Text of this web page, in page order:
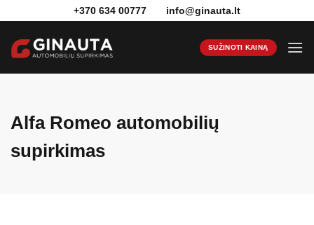
content
+370 634 00777 info@ginauta.lt
SUŽINOTI KAINĄ
Alfa Romeo automobilių
supirkimas